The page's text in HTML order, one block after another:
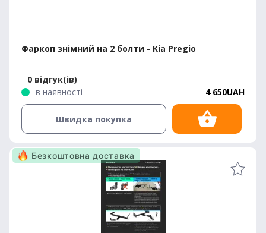
Фаркоп знімний на 2 болти - Kia Pregio
0 відгук(ів)
в наявності
4 650UAH
Швидка покупка
Безкоштовна доставка